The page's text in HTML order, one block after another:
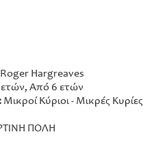
Roger Hargreaves
Από 6 ετών
Μικροί Κύριοι - Μικρές Κυρίες
ΠΟΛΗ